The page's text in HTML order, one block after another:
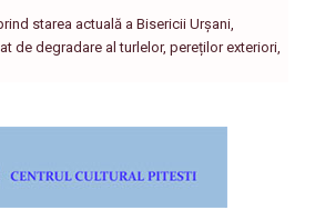
starea actuală a Bisericii Urșani,
de degradare al turlelor, pereților exteriori,